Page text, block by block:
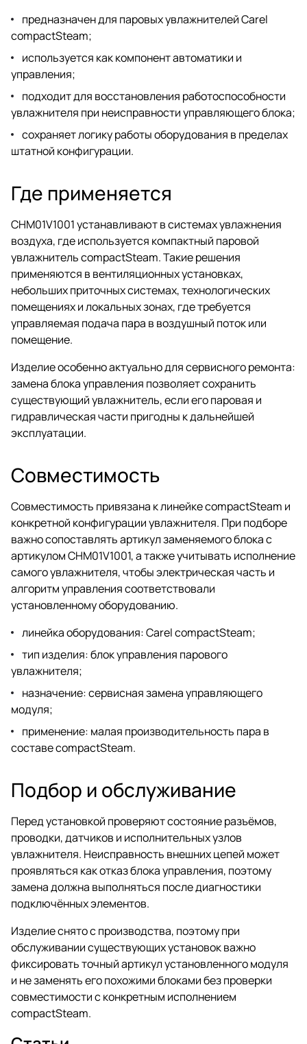
предназначен для паровых увлажнителей Carel
compactSteam;
используется как компонент автоматики и
управления;
подходит для восстановления работоспособности
увлажнителя при неисправности управляющего блока;
сохраняет логику работы оборудования в пределах
штатной конфигурации.
Где применяется
CHM01V1001 устанавливают в системах увлажнения
воздуха, где используется компактный паровой
увлажнитель compactSteam. Такие решения
применяются в вентиляционных установках,
небольших приточных системах, технологических
помещениях и локальных зонах, где требуется
управляемая подача пара в воздушный поток или
помещение.
Изделие особенно актуально для сервисного ремонта:
замена блока управления позволяет сохранить
существующий увлажнитель, если его паровая и
гидравлическая части пригодны к дальнейшей
эксплуатации.
Совместимость
Совместимость привязана к линейке compactSteam и
конкретной конфигурации увлажнителя. При подборе
важно сопоставлять артикул заменяемого блока с
артикулом CHM01V1001, а также учитывать исполнение
самого увлажнителя, чтобы электрическая часть и
алгоритм управления соответствовали
установленному оборудованию.
линейка оборудования: Carel compactSteam;
тип изделия: блок управления парового
увлажнителя;
назначение: сервисная замена управляющего
модуля;
применение: малая производительность пара в
составе compactSteam.
Подбор и обслуживание
Перед установкой проверяют состояние разъёмов,
проводки, датчиков и исполнительных узлов
увлажнителя. Неисправность внешних цепей может
проявляться как отказ блока управления, поэтому
замена должна выполняться после диагностики
подключённых элементов.
Изделие снято с производства, поэтому при
обслуживании существующих установок важно
фиксировать точный артикул установленного модуля
и не заменять его похожими блоками без проверки
совместимости с конкретным исполнением
compactSteam.